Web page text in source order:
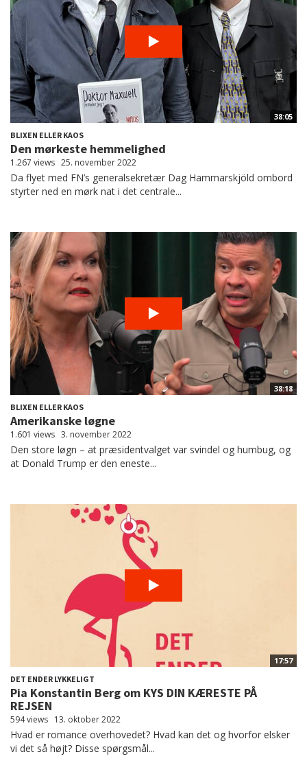
38:05
BLIXEN ELLER KAOS
Den mørkeste hemmelighed
1.267 views 25. november 2022
Da flyet med FN’s generalsekretær Dag Hammarskjöld ombord
styrter ned en mørk nat i det centrale...
38:18
BLIXEN ELLER KAOS
Amerikanske løgne
1.601 views 3. november 2022
Den store løgn – at præsidentvalget var svindel og humbug, og
at Donald Trump er den eneste...
17:57
DET ENDER LYKKELIGT
Pia Konstantin Berg om KYS DIN KÆRESTE PÅ
REJSEN
594 views 13. oktober 2022
Hvad er romance overhovedet? Hvad kan det og hvorfor elsker
vi det så højt? Disse spørgsmål...